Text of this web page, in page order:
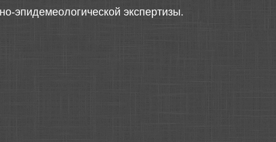
эпидемеологической экспертизы.